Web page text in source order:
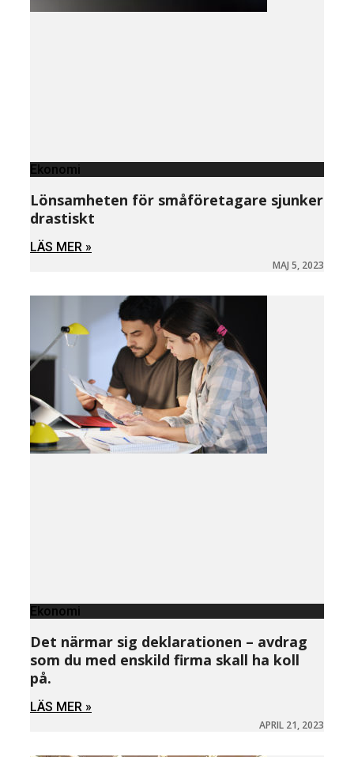
Ekonomi
Lönsamheten för småföretagare sjunker
drastiskt
LÄS MER »
MAJ 5, 2023
Ekonomi
Det närmar sig deklarationen – avdrag
som du med enskild firma skall ha koll
på.
LÄS MER »
APRIL 21, 2023